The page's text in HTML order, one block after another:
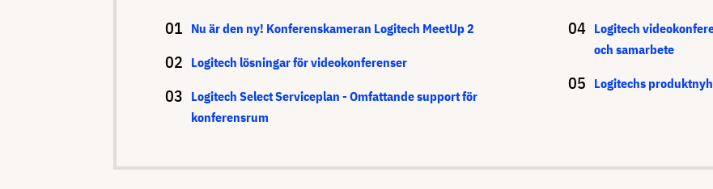
Nu är den ny! Konferenskameran Logitech MeetUp 2
Logitech lösningar för videokonferenser
Logitech Select Serviceplan - Omfattande support för
konferensrum
Logitech
och samarbete
Logitechs